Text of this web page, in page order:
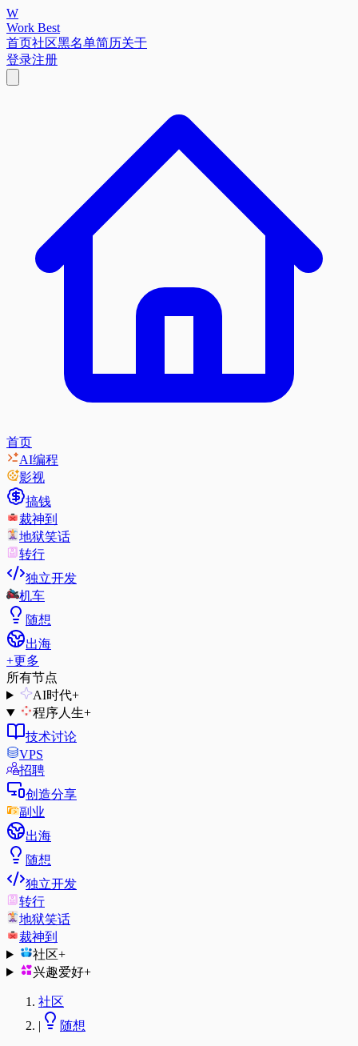
W
Work Best
首页社区黑名单简历关于
登录注册
首页
AI编程
影视
搞钱
裁神到
地狱笑话
转行
独立开发
机车
随想
出海
+更多
所有节点
AI时代+
程序人生+
技术讨论
VPS
招聘
创造分享
副业
出海
随想
独立开发
转行
地狱笑话
裁神到
社区+
兴趣爱好+
社区
|
随想